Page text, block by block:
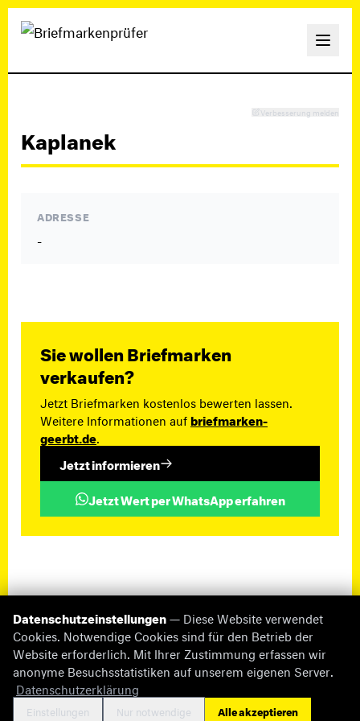
Verbesserung melden
Kaplanek
ADRESSE
-
Sie wollen Briefmarken
verkaufen?
Jetzt Briefmarken kostenlos bewerten lassen.
Weitere Informationen aufbriefmarken-
geerbt.de
Jetzt informieren
Jetzt Wert per WhatsApp erfahren
© 2026 briefmarken-pruefer.de
Fehlende InformationenImpressumDatenschutz
Cookie-EinstellungenKontakt
Datenschutzeinstellungen— Diese Website verwendet
Cookies. Notwendige Cookies sind für den Betrieb der
Website erforderlich. Mit Ihrer Zustimmung erfassen wir
anonyme Besuchsstatistiken auf unserem eigenen Server.
Datenschutzerklärung
Einstellungen Nur notwendige Alle akzeptieren